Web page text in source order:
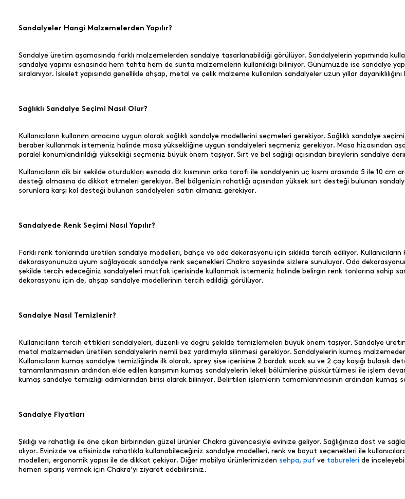
Sandalyeler Hangi Malzemelerden Yapılır?
Sandalye üretim aşamasında farklı malzemelerden sandalye tasarlanabildiği görülüyor. Sandalyelerin yapımında
sandalye yapımı esnasında hem tahta hem de sunta malzemelerin kullanıldığı biliniyor. Günümüzde ise sandalye
sıralanıyor. İskelet yapısında genellikle ahşap, metal ve çelik malzeme kullanılan sandalyeler uzun yıllar dayanıklılığını
Sağlıklı Sandalye Seçimi Nasıl Olur?
Kullanıcıların kullanım amacına uygun olarak sağlıklı sandalye modellerini seçmeleri gerekiyor. Sağlıklı sandalye
beraber kullanmak istemeniz halinde masa yüksekliğine uygun sandalyeleri seçmeniz gerekiyor. Masa hizasından
paralel konumlandırıldığı yüksekliği seçmeniz büyük önem taşıyor. Sırt ve bel sağlığı açısından bireylerin sandalye
Kullanıcıların dik bir şekilde oturdukları esnada diz kısmının arka tarafı ile sandalyenin uç kısmı arasında 5 ile 10
desteği olmasına da dikkat etmeleri gerekiyor. Bel bölgenizin rahatlığı açısından yüksek sırt desteği bulunan
sorunlara karşı kol desteği bulunan sandalyeleri satın almanız gerekiyor.
Sandalyede Renk Seçimi Nasıl Yapılır?
Farklı renk tonlarında üretilen sandalye modelleri, bahçe ve oda dekorasyonu için sıklıkla tercih ediliyor.
dekorasyonunuza uyum sağlayacak sandalye renk seçenekleri Chakra sayesinde sizlere sunuluyor. Oda
şekilde tercih edeceğiniz sandalyeleri mutfak içerisinde kullanmak istemeniz halinde belirgin renk tonlarına sahip
dekorasyonu için de, ahşap sandalye modellerinin tercih edildiği görülüyor.
Sandalye Nasıl Temizlenir?
Kullanıcıların tercih ettikleri sandalyeleri, düzenli ve doğru şekilde temizlemeleri büyük önem taşıyor. Sandalye
metal malzemeden üretilen sandalyelerin nemli bez yardımıyla silinmesi gerekiyor. Sandalyelerin kumaş
Kullanıcıların kumaş sandalye temizliğinde ilk olarak, sprey şişe içerisine 2 bardak sıcak su ve 2 çay kaşığı bulaşık
tamamlanmasının ardından elde edilen karışımın kumaş sandalyelerin lekeli bölümlerine püskürtülmesi ile işlem
kumaş sandalye temizliği adımlarından birisi olarak biliniyor. Belirtilen işlemlerin tamamlanmasının ardından kumaş
Sandalye Fiyatları
Şıklığı ve rahatlığı ile öne çıkan birbirinden güzel ürünler Chakra güvencesiyle evinize geliyor. Sağlığınıza dost ve
alıyor. Evinizde ve ofisinizde rahatlıkla kullanabileceğiniz sandalye modelleri, renk ve boyut seçenekleri ile
modelleri, ergonomik yapısı ile de dikkat çekiyor. Diğer mobilya ürünlerimizden sehpa, puf ve tabureleri de
hemen sipariş vermek için Chakra’yı ziyaret edebilirsiniz.